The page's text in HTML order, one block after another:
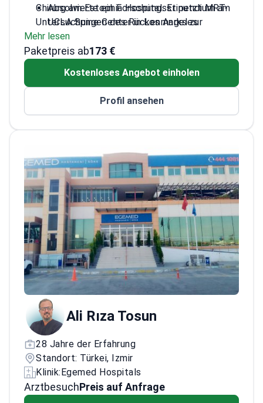
Chirurg am Estophia Hospital. Er nutzt MRT-
Untersuchungen des Rückenmarks zur
Beurteilung von Skoliose, Kyphose und
Wirbelbrüchen.
Absolvierte ein Forschungsstipendium am
UCLA Spine Center in Los Angeles
Mitglied der Turkish Spine Society – einer
Organisation, die sich für Standards in der
Zertifiziert durch die Turkish Society of
Veröffentlichte über 35 internationale,
zur Identifizierung von Tumoren des
Bewegungsapparates in der
Wirbelsäulenbildgebung
Mehr lesen
Paketpreis ab173 €
Kostenloses Angebot einholen
Profil ansehen
Ali Rıza Tosun
28 Jahre der Erfahrung
Standort: Türkei, Izmir
Klinik:Egemed Hospitals
ArztbesuchPreis auf Anfrage